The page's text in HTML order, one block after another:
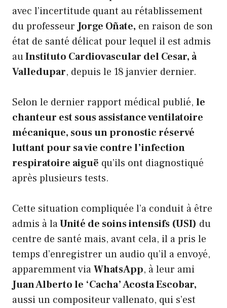
avec l’incertitude quant au rétablissement
du professeurJorge Oñate, en raison de son
état de santé délicat pour lequel il est admis
auInstituto Cardiovascular del Cesar, à
Valledupar, depuis le 18 janvier dernier.
Selon le dernier rapport médical publié, le
chanteur est sous assistance ventilatoire
mécanique, sous un pronostic réservé
luttant pour sa vie contre l’infection
respiratoire aiguë qu’ils ont diagnostiqué
après plusieurs tests.
Cette situation compliquée l’a conduit à être
admis à laUnité de soins intensifs (USI) du
centre de santé mais, avant cela, il a pris le
temps d’enregistrer un audio qu’il a envoyé,
apparemment viaWhatsApp, à leur ami
Juan Alberto le ‘Cacha’ Acosta Escobar,
aussi un compositeur vallenato, qui s’est